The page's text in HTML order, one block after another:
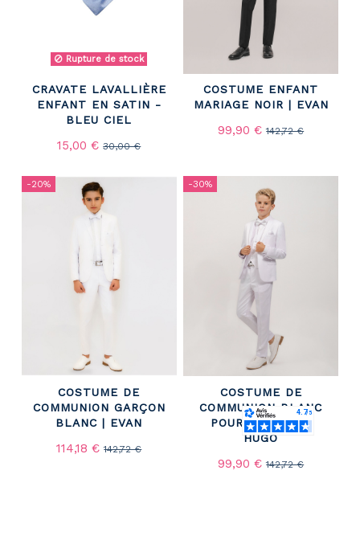
Rupture de stock
CRAVATE LAVALLIÈRE
ENFANT EN SATIN -
BLEU CIEL
15,00 €30,00 €
COSTUME ENFANT
MARIAGE NOIR | EVAN
99,90 €142,72 €
-20%
COSTUME DE
COMMUNION GARÇON
BLANC | EVAN
114,18 €142,72 €
-30%
COSTUME DE
COMMUNION BLANC
POUR GARÇON -
HUGO
99,90 €142,72 €